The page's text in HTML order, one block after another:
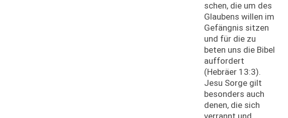
schen, die um des
Glaubens willen im
Gefängnis sitzen
und für die zu
beten uns die Bibel
auffordert
(Hebräer 13:3).
Jesu Sorge gilt
besonders auch
denen, die sich
verrannt und